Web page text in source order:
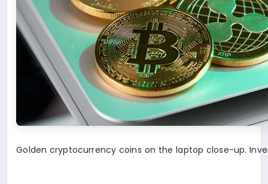
Golden cryptocurrency coins on the laptop close-up.